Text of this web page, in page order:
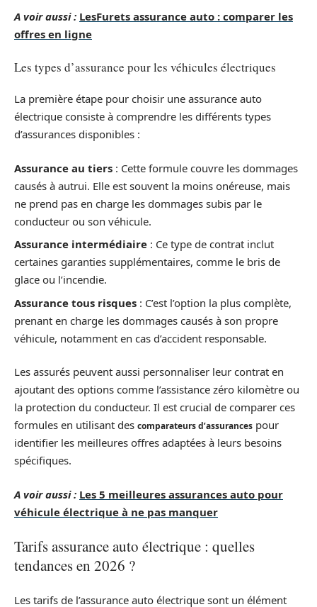
A voir aussi : LesFurets assurance auto : comparer les
offres en ligne
Les types d’assurance pour les véhicules électriques
La première étape pour choisir une assurance auto
électrique consiste à comprendre les différents types
d’assurances disponibles :
Assurance au tiers : Cette formule couvre les dommages
causés à autrui. Elle est souvent la moins onéreuse, mais
ne prend pas en charge les dommages subis par le
conducteur ou son véhicule.
Assurance intermédiaire : Ce type de contrat inclut
certaines garanties supplémentaires, comme le bris de
glace ou l’incendie.
Assurance tous risques : C’est l’option la plus complète,
prenant en charge les dommages causés à son propre
véhicule, notamment en cas d’accident responsable.
Les assurés peuvent aussi personnaliser leur contrat en
ajoutant des options comme l’assistance zéro kilomètre ou
la protection du conducteur. Il est crucial de comparer ces
formules en utilisant des comparateurs d’assurances pour
identifier les meilleures offres adaptées à leurs besoins
spécifiques.
A voir aussi : Les 5 meilleures assurances auto pour
véhicule électrique à ne pas manquer
Tarifs assurance auto électrique : quelles
tendances en 2026 ?
Les tarifs de l’assurance auto électrique sont un élément